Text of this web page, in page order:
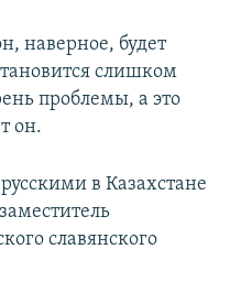
наверное, будет
слишком
проблемы, а это
он.
в Казахстане
славянского